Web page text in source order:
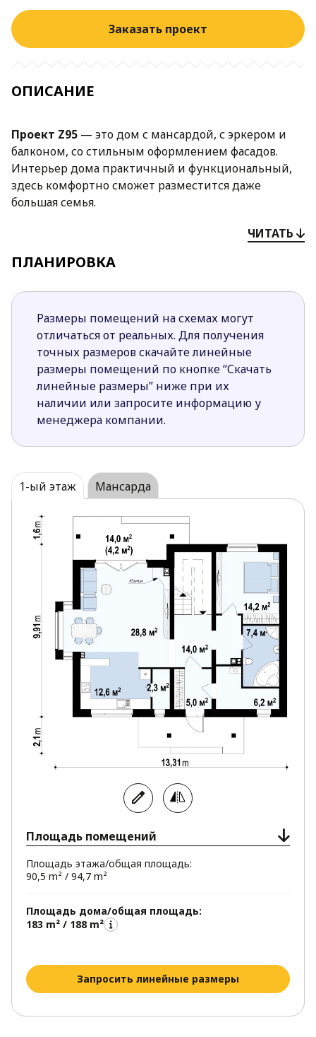
Заказать проект
ОПИСАНИЕ
Проект Z95 — это дом с мансардой, с эркером и
балконом, со стильным оформлением фасадов.
Интерьер дома практичный и функциональный,
здесь комфортно сможет разместится даже
большая семья.
Открытая кухня увеличивает визуально
предполагает возможность сделать ее
Крытая терраса позволит более практично
организовать внешнее пространство дома: это
незаменимая составляющая летнего отдыха
рядом с домом, удобное место для
приготовления шашлыка или гриля в непогоду.
Эркер в обеденной зоне формирует уютную
подзону для столовой.
Расположение окон в гостиной с трех сторон и
освещение в течение всего дня.
Большие ванные комнаты и на первом и на
втором этажах, позволяют разместить в них
все необходимое оборудование и сантехнику.
Кладовая расположенная рядом с кухней очень
удобна для хранения и быстрого доступа к
запасам и кухонной утвари.
Одна из спален мансарды имеет выход на
балкон.
Дополнительная комната на первом этаже
позволяет более комфортно и функционально
организовать ежедневный быт.
Санузлы расположенные один над другим
обеспечат более простое проведение
водопровода и канализации в доме.
ЧИТАТЬ
ПЛАНИРОВКА
Размеры помещений на схемах могут
отличаться от реальных. Для получения
точных размеров скачайте линейные
размеры помещений по кнопке “Скачать
линейные размеры” ниже при их
наличии или запросите информацию у
менеджера компании.
1-ый этаж Мансарда
Площадь помещений
Площадь этажа/общая площадь:
90,5 m² / 94,7 m²
Площадь дома/общая площадь:
183 m² / 188 m²
Запросить линейные размеры